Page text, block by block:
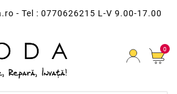
- Tel : 0770626215 L-V 9.00-17.00
0